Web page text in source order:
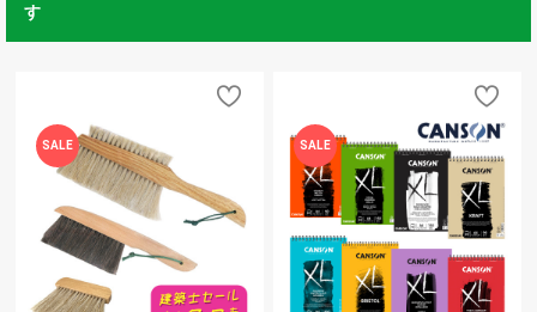
す
SALE SALE